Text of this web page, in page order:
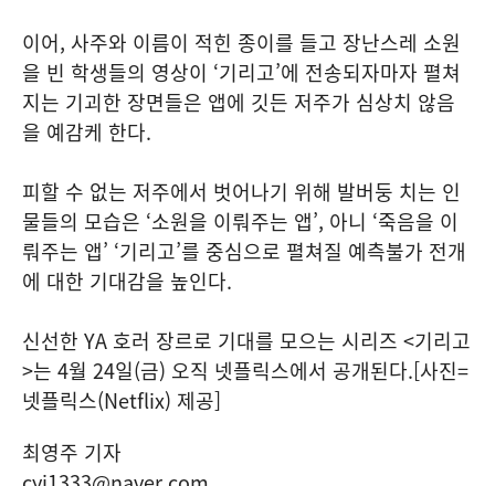
이어, 사주와 이름이 적힌 종이를 들고 장난스레 소원
을 빈 학생들의 영상이 ‘기리고’에 전송되자마자 펼쳐
지는 기괴한 장면들은 앱에 깃든 저주가 심상치 않음
을 예감케 한다.
피할 수 없는 저주에서 벗어나기 위해 발버둥 치는 인
물들의 모습은 ‘소원을 이뤄주는 앱’, 아니 ‘죽음을 이
뤄주는 앱’ ‘기리고’를 중심으로 펼쳐질 예측불가 전개
에 대한 기대감을 높인다.
신선한 YA 호러 장르로 기대를 모으는 시리즈 <기리고​
>는 4월 24일(금) 오직 넷플릭스에서 공개된다.[사진=
넷플릭스(Netflix) 제공]
최영주 기자